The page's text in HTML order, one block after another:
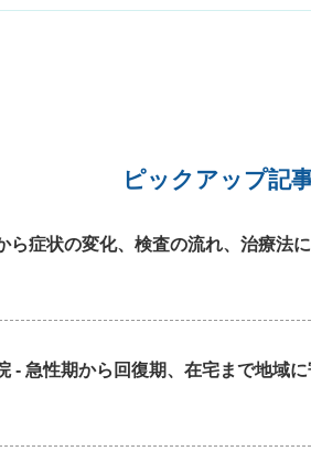
ピックアップ記
ら症状の変化、検査の流れ、治療法
- 急性期から回復期、在宅まで地域